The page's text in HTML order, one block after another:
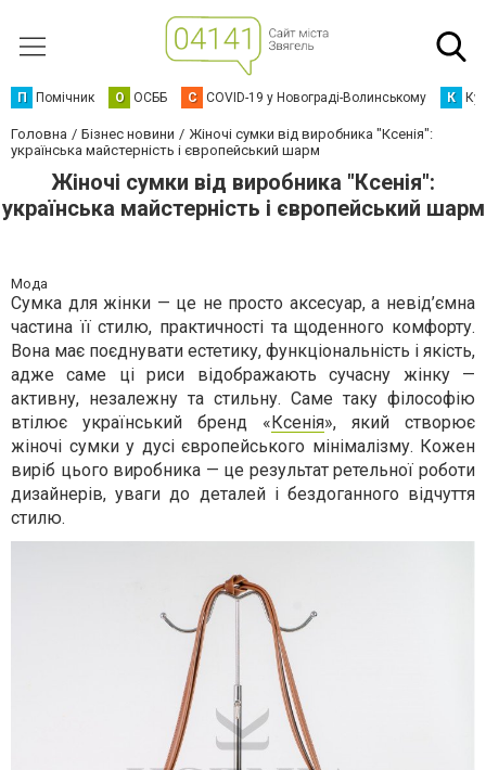
П Помічник О ОСББ C COVID-19 у Новограді-Волинському К
Головна Бізнес новини
Жіночі сумки від виробника "Ксенія":
українська майстерність і європейський шарм
Жіночі сумки від виробника "Ксенія":
українська майстерність і європейський шарм
Мода
Сумка для жінки — це не просто аксесуар, а невід’ємна
частина її стилю, практичності та щоденного комфорту.
Вона має поєднувати естетику, функціональність і якість,
адже саме ці риси відображають сучасну жінку —
активну, незалежну та стильну. Саме таку філософію
втілює український бренд «Ксенія», який створює
жіночі сумки у дусі європейського мінімалізму. Кожен
виріб цього виробника — це результат ретельної роботи
дизайнерів, уваги до деталей і бездоганного відчуття
стилю.